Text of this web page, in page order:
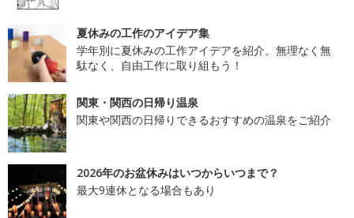
夏休みの工作のアイデア集
学年別に夏休みの工作アイデアを紹介。無理なく無
駄なく、自由工作に取り組もう！
関東・関西の日帰り温泉
関東や関西の日帰りできるおすすめの温泉をご紹介
2026年のお盆休みはいつからいつまで？
最大9連休となる場合もあり